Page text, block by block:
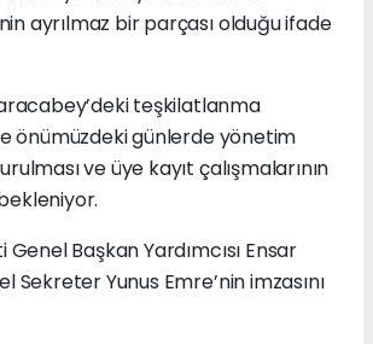
ayrılmaz bir parçası olduğu ifade
teşkilatlanma
önümüzdeki günlerde yönetim
ve üye kayıt çalışmalarının
Genel Başkan Yardımcısı Ensar
Sekreter Yunus Emre’nin imzasını